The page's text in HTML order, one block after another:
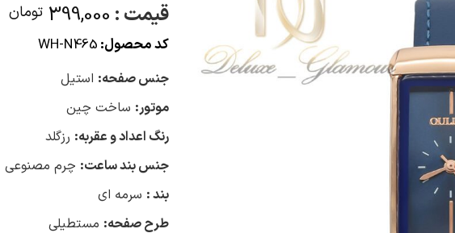
قیمت : 399,000 تومان
کد محصول:WH-N465
جنس صفحه: استیل
موتور: ساخت چین
رنگ اعداد و عقربه: رزگلد
جنس بند ساعت: چرم مصنوعی
بند : سرمه ای
طرح صفحه: مستطیلی